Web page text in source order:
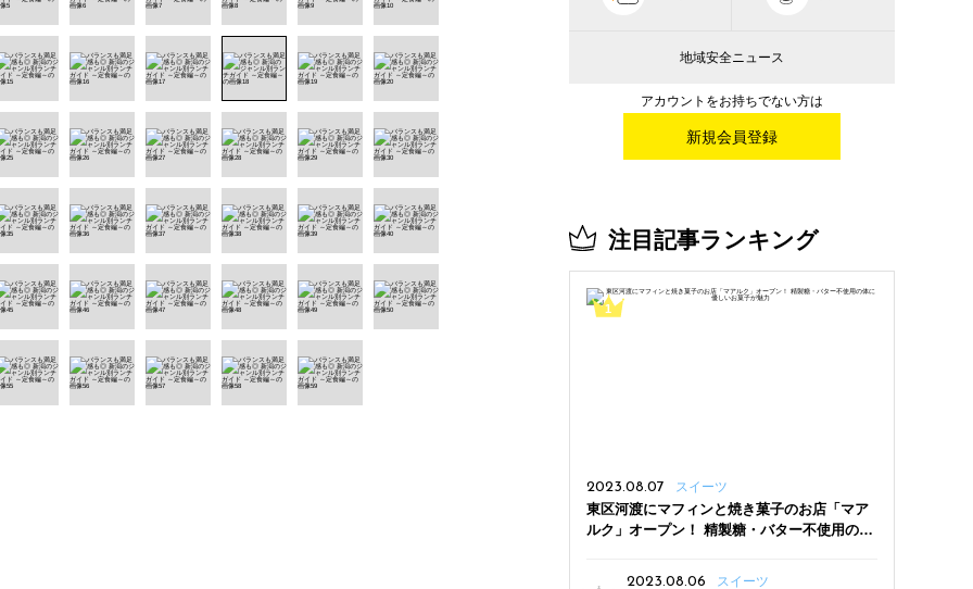
地域安全ニュース
アカウントをお持ちでない方は
新規会員登録
注目記事ランキング
2023.08.07 スイーツ
東区河渡にマフィンと焼き菓子のお店「マア
ルク」オープン！ 精製糖・バター不使用の体
2023.08.06
スイーツ